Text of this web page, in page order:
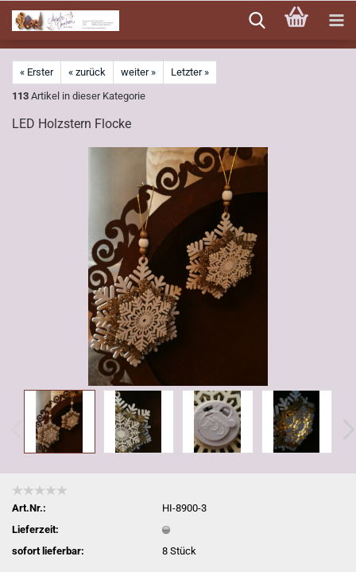
zum
Hauptinhalt
« Erster « zurück weiter »
Letzter »
113 Artikel in dieser Kategorie
LED Holzstern Flocke
Art.Nr.:
HI-8900-3
Lieferzeit:
sofort lieferbar:
8Stück